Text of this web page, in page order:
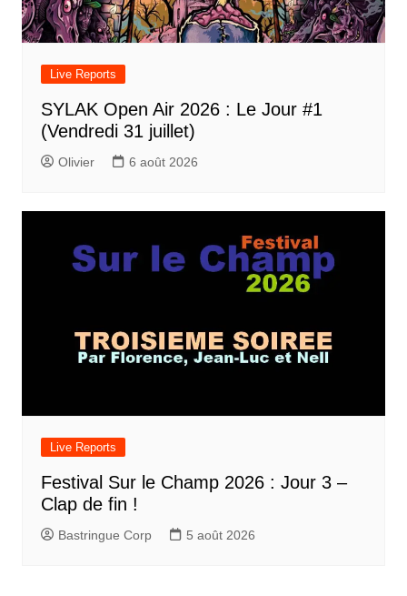
Live Reports
SYLAK Open Air 2026 : Le Jour #1
(Vendredi 31 juillet)
Olivier 6 août 2026
Live Reports
Festival Sur le Champ 2026 : Jour 3 –
Clap de fin !
Bastringue Corp 5 août 2026